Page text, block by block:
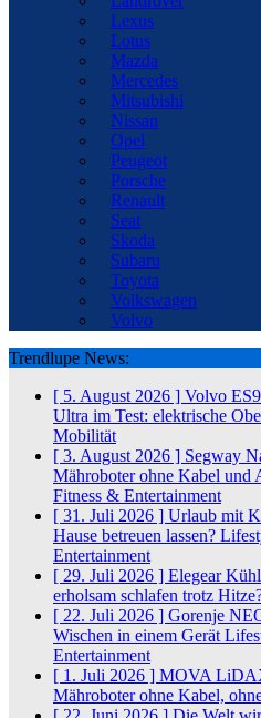
Lexus
Lotus
Mazda
Mercedes
Mitsubishi
Nissan
Opel
Peugeot
Porsche
Renault
Seat
Skoda
Subaru
Toyota
Volkswagen
Volvo
Trendlupe News:
[ 5. August 2026 ] Volvo
Ultra im Test: elektrische
Mobilität
[ 3. August 2026 ] Segway
Mähroboter ohne Kabel und
Fitness & Entertainment
[ 31. Juli 2026 ] Urlaub mit
Hause betreuen lassen?
Entertainment
[ 29. Juli 2026 ] Elegear
erholsam schlafen trotz
[ 22. Juli 2026 ] Gorenje
Wischen in einem Gerät
Entertainment
[ 1. Juli 2026 ] MOVA
Mähroboter ohne Kabel,